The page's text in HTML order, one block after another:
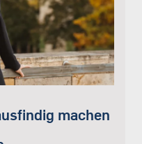
machen